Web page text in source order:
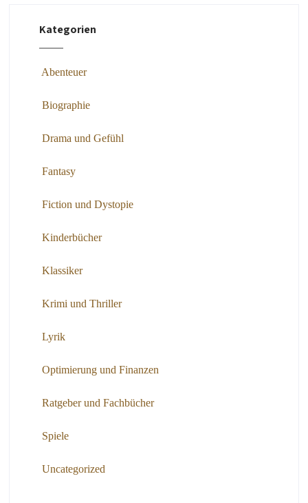
Kategorien
Abenteuer
Biographie
Drama und Gefühl
Fantasy
Fiction und Dystopie
Kinderbücher
Klassiker
Krimi und Thriller
Lyrik
Optimierung und Finanzen
Ratgeber und Fachbücher
Spiele
Uncategorized